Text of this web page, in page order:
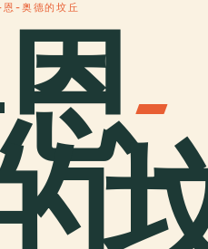
恩-奥德的坟丘
-